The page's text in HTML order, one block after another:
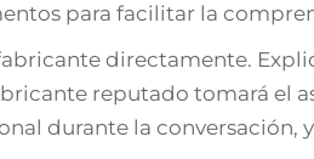
para facilitar la
directamente.
reputado tomará el
durante la conversación,